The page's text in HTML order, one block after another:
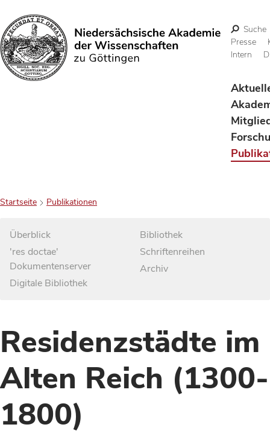
Suchen
Suche
Presse
Intern
Startseite Publikationen
Überblick
'res doctae'
Dokumentenserver
Digitale Bibliothek
Bibliothek
Schriftenreihen
Archiv
Residenzstädte im
Alten Reich (1300-
1800)